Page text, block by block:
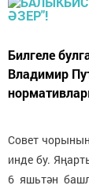
Билгеле
Владимир
Совет
инде бу.
6 яшьтән